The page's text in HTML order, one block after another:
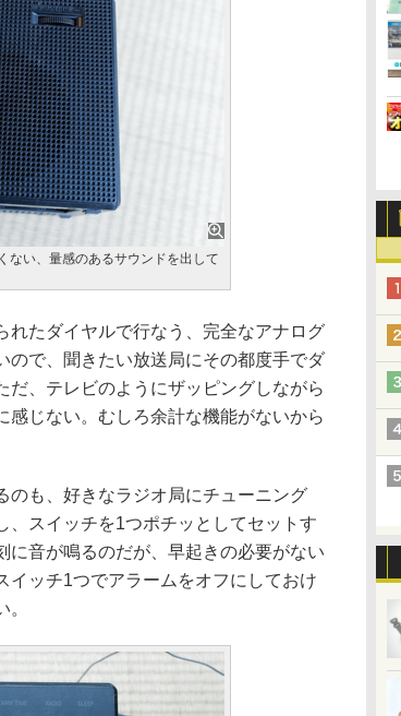
ない、量感のあるサウンドを出して
たダイヤルで行なう、完全なアナログ
ので、聞きたい放送局にその都度手でダ
、テレビのようにザッピングしながら
感じない。むしろ余計な機能がないから
も、好きなラジオ局にチューニング
、スイッチを1つポチッとしてセットす
に音が鳴るのだが、早起きの必要がない
イッチ1つでアラームをオフにしておけ